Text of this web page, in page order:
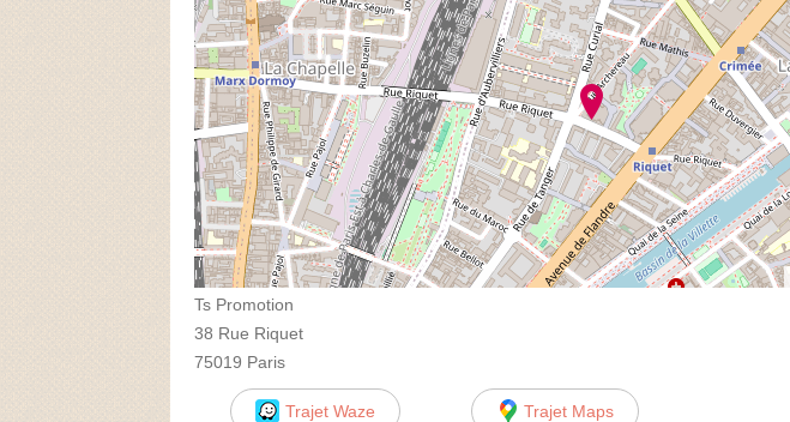
Ts Promotion
38 Rue Riquet
75019 Paris
Trajet Waze Trajet Maps